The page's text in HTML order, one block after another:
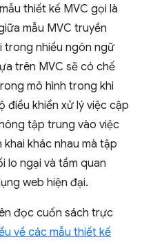
thiết kế MVC gọi là
mẫu MVC truyền
trong nhiều ngôn ngữ
trên MVC sẽ có chế
mô hình trong khi
điều khiển xử lý việc cập
tập trung vào việc
khác nhau mà tập
lo ngại và tầm quan
web hiện đại.
đọc cuốn sách trực
về các mẫu thiết kế